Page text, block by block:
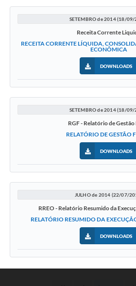
SETEMBRO de 2014 (18/
Receita Corrente
RECEITA CORRENTE LÍQUIDA,
ECONÔMICA
DOWNLOADS
SETEMBRO de 2014 (18/
RGF - Relatório de Gestão
RELATÓRIO DE GESTÃO
DOWNLOADS
JULHO de 2014 (22/07/
RREO - Relatório Resumido da
RELATÓRIO RESUMIDO DA
DOWNLOADS